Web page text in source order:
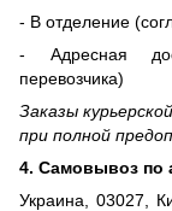
- В отделение
- Адресная
перевозчика)
Заказы
при полной
4. Самовывоз по
Украина, 03027,